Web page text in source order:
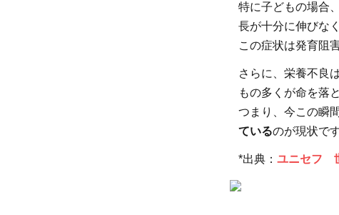
因
2.1
災害
2.2
紛争
貧困
特に子どもの場合
長が十分に伸びな
この症状は発育阻
さらに、栄養不良
もの多くが命を落
つまり、今この瞬
ているのが現状です
*出典： ユニセフ